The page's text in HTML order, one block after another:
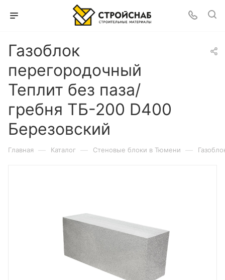
Газоблок
перегородочный
Теплит без паза/
гребня ТБ-200 D400
Березовский
Главная — Каталог — Cтеновые блоки в Тюмени —